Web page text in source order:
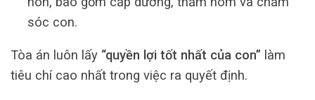
sóc con.
Tòa án luôn lấy “quyền lợi tốt nhất của con” làm
tiêu chí cao nhất trong việc ra quyết định.